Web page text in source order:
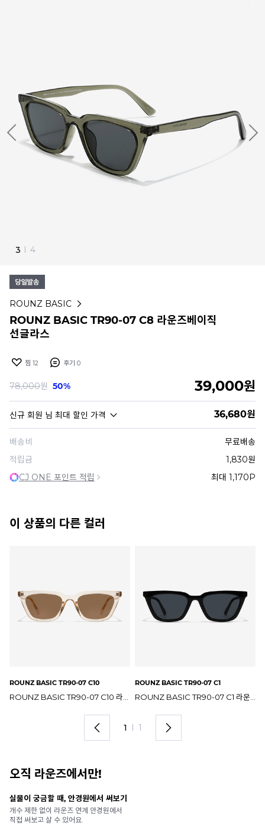
4 I 4
ROUNZ BASIC
ROUNZ BASIC TR90-07 C8 라운즈베이직
선글라스
찜 12 후기 0
78,000원 50% 39,000원
신규 회원 님 최대 할인 가격 36,680원
배송비
무료배송
적립금
1,830원
CJ ONE 포인트 적립
최대 1,170P
이 상품의 다른 컬러
ROUNZ BASIC TR90-07 C10 ROUNZ BASIC TR90-07 C1
1 I 1
오직 라운즈에서만!
안경 렌즈 맞춤까지 한 번에
가까운 안경원으로 배송받아
렌즈 맞춤부터 피팅까지 편하게!